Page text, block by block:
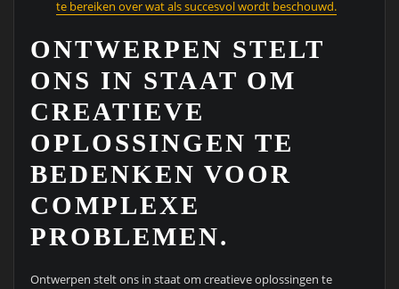
te bereiken over wat als succesvol wordt beschouwd.
ONTWERPEN STELT
ONS IN STAAT OM
CREATIEVE
OPLOSSINGEN TE
BEDENKEN VOOR
COMPLEXE
PROBLEMEN.
Ontwerpen stelt ons in staat om creatieve oplossingen te